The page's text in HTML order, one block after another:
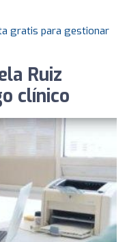
gratis para gestionar
Ruiz
clínico